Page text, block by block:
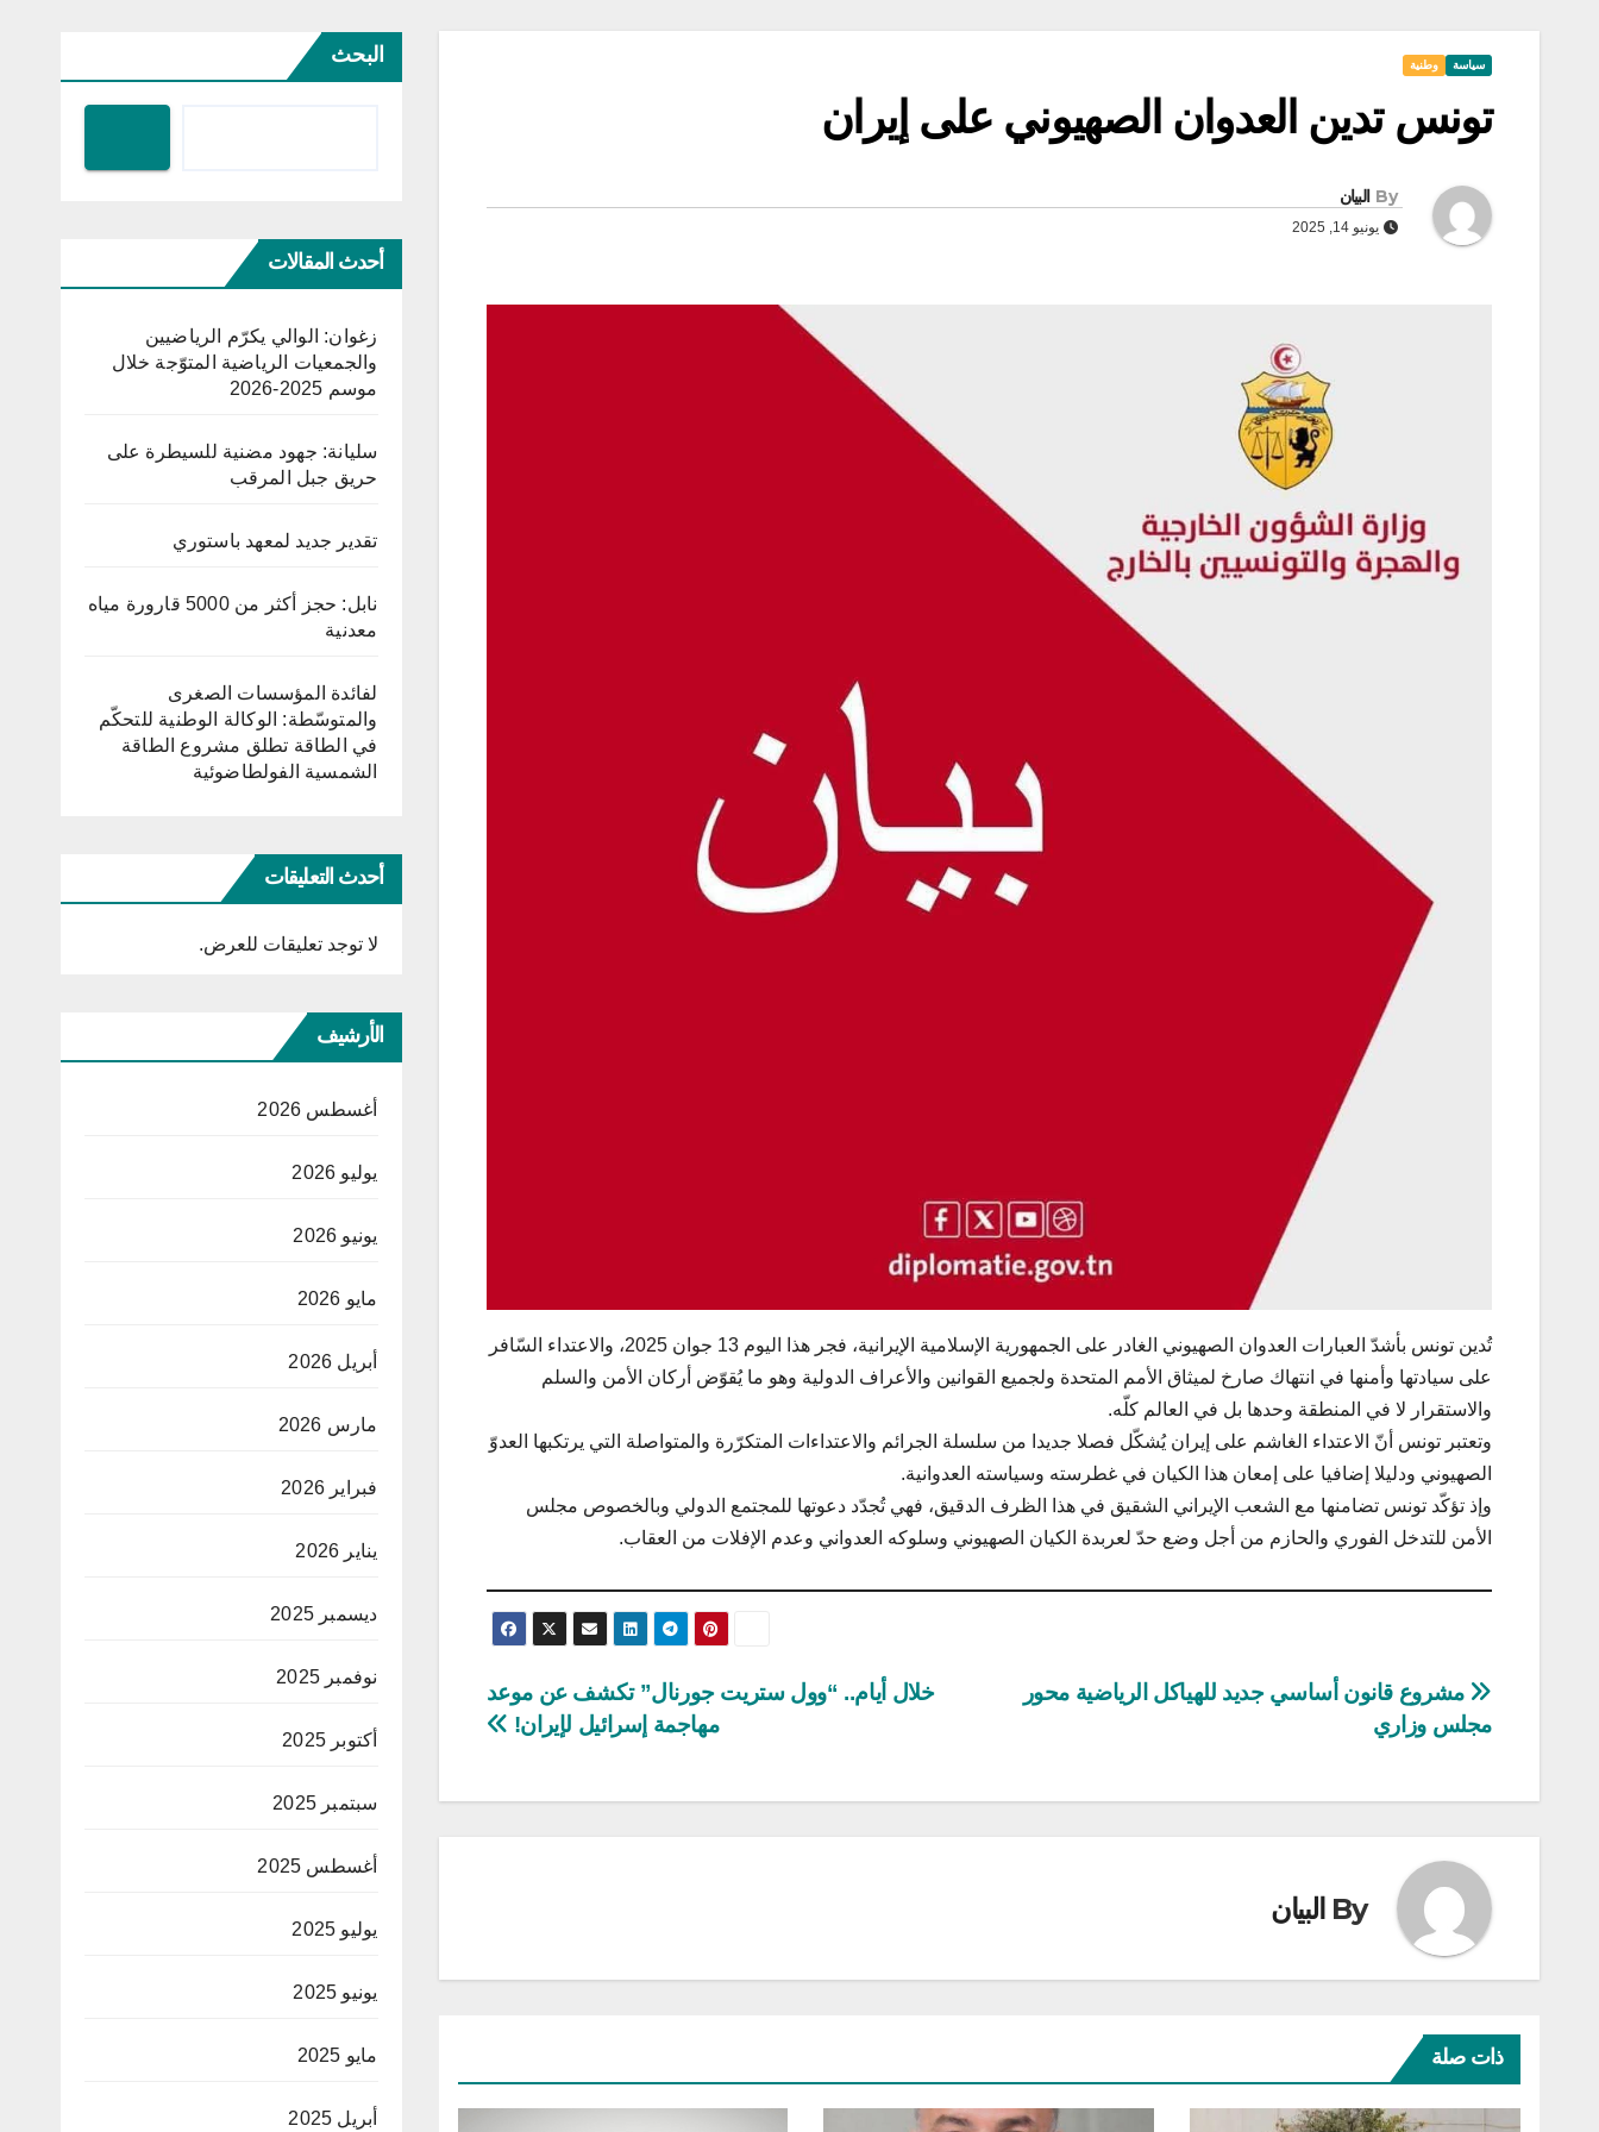
سياسة وطنية
تونس تدين العدوان الصهيوني على إيران
By البيان
يونيو 14, 2025
تُدين تونس بأشدّ العبارات العدوان الصهيوني الغادر على الجمهورية الإسلامية الإيرانية، فجر هذا اليوم 13 جوان 2025، والاعتداء السّافر
على سيادتها وأمنها في انتهاك صارخ لميثاق الأمم المتحدة ولجميع القوانين والأعراف الدولية وهو ما يُقوّض أركان الأمن والسلم
والاستقرار لا في المنطقة وحدها بل في العالم كلّه.
وتعتبر تونس أنّ الاعتداء الغاشم على إيران يُشكّل فصلا جديدا من سلسلة الجرائم والاعتداءات المتكرّرة والمتواصلة التي يرتكبها العدوّ
الصهيوني ودليلا إضافيا على إمعان هذا الكيان في غطرسته وسياسته العدوانية.
وإذ تؤكّد تونس تضامنها مع الشعب الإيراني الشقيق في هذا الظرف الدقيق، فهي تُجدّد دعوتها للمجتمع الدولي وبالخصوص مجلس
الأمن للتدخل الفوري والحازم من أجل وضع حدّ لعربدة الكيان الصهيوني وسلوكه العدواني وعدم الإفلات من العقاب.
تصفّح
المقالات
خلال أيام.. “وول ستريت جورنال” تكشف عن موعد
مهاجمة إسرائيل لإيران!
مشروع قانون أساسي جديد للهياكل الرياضية محور
مجلس وزاري
By البيان
ذات صلة
البحث
أحدث المقالات
زغوان: الوالي يكرّم الرياضيين
والجمعيات الرياضية المتوّجة خلال
موسم 2025-2026
سليانة: جهود مضنية للسيطرة على
حريق جبل المرقب
تقدير جديد لمعهد باستوري
نابل: حجز أكثر من 5000 قارورة مياه
معدنية
لفائدة المؤسسات الصغرى
والمتوسّطة: الوكالة الوطنية للتحكّم
في الطاقة تطلق مشروع الطاقة
الشمسية الفولطاضوئية
أحدث التعليقات
لا توجد تعليقات للعرض.
الأرشيف
أغسطس 2026
يوليو 2026
يونيو 2026
مايو 2026
أبريل 2026
مارس 2026
فبراير 2026
يناير 2026
ديسمبر 2025
نوفمبر 2025
أكتوبر 2025
سبتمبر 2025
أغسطس 2025
يوليو 2025
يونيو 2025
مايو 2025
أبريل 2025